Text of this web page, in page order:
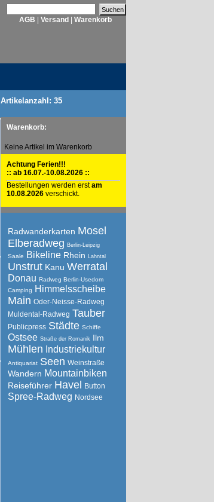
AGB Versand Warenkorb
Artikelanzahl: 35
Warenkorb:
Keine Artikel im Warenkorb
Achtung Ferien!!!
:: ab 16.07.-10.08.2026 ::
Bestellungen werden erstam
10.08.2026 verschickt.
Radwanderkarten Mosel
Elberadweg Berlin-Leipzig
Saale Bikeline Rhein Lahntal
Unstrut Kanu Werratal
Donau Radweg Berlin-Usedom
Camping
Himmelsscheibe
Main Oder-Neisse-Radweg
Muldental-Radweg Tauber
Publicpress Städte Schiffe
Ostsee Straße der Romanik Ilm
Mühlen Industriekultur
Antiquariat Seen Weinstraße
Wandern Mountainbiken
Reiseführer Havel Button
Spree-Radweg Nordsee